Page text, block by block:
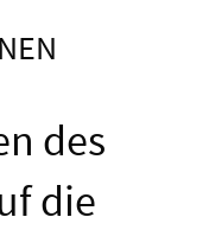
des
die